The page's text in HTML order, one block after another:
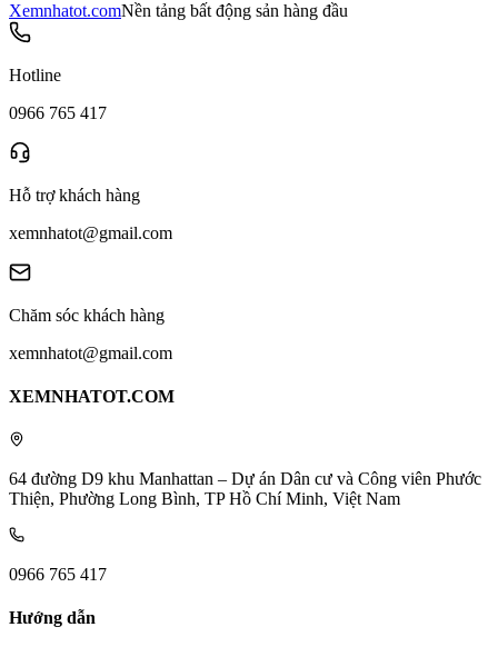
Xemnhatot.comNền tảng bất động sản hàng đầu
Hotline
0966 765 417
Hỗ trợ khách hàng
xemnhatot@gmail.com
Chăm sóc khách hàng
xemnhatot@gmail.com
XEMNHATOT.COM
64 đường D9 khu Manhattan – Dự án Dân cư và Công viên Phước
Thiện, Phường Long Bình, TP Hồ Chí Minh, Việt Nam
0966 765 417
Hướng dẫn